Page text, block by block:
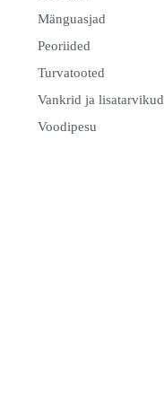
Mänguasjad
Peoriided
Turvatooted
Vankrid ja lisatarvikud
Voodipesu